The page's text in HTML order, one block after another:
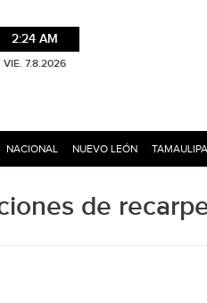
2:24 AM
VIE. 7.8.2026
NACIONAL NUEVO LEÓN
de